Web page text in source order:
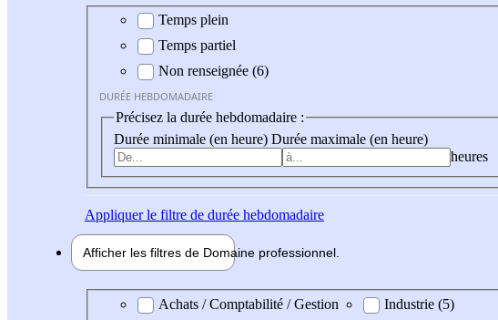
Durée hebdomadaire
Temps plein
Temps partiel
Non renseignée (6)
DURÉE HEBDOMADAIRE
Précisez la durée hebdomadaire :
Durée minimale (en heure) Durée maximale (en heure)
heures
Appliquerle filtre de durée hebdomadaire
Afficher les filtres de Domaine professionnel
Domaine professionel
Achats / Comptabilité / Gestion
Industrie (5)